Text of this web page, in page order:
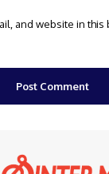
and website in